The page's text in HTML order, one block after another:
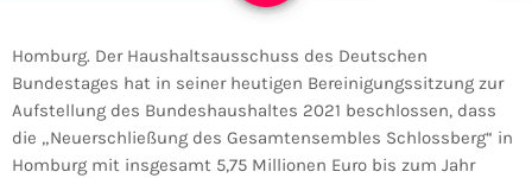
Homburg. Der Haushaltsausschuss des Deutschen
Bundestages hat in seiner heutigen Bereinigungssitzung zur
Aufstellung des Bundeshaushaltes 2021 beschlossen, dass
die „Neuerschließung des Gesamtensembles Schlossberg“ in
Homburg mit insgesamt 5,75 Millionen Euro bis zum Jahr